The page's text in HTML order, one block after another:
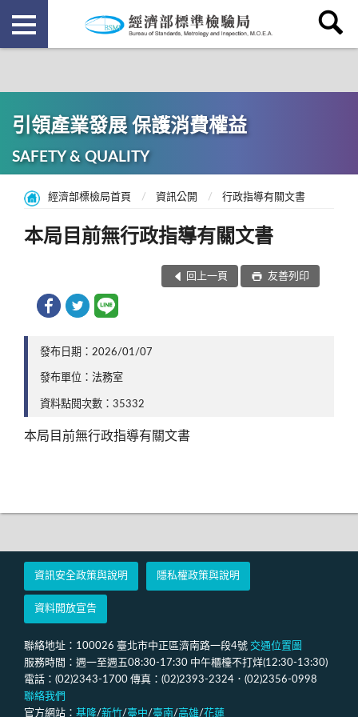
引領產業發展 保護消費權益
SAFETY & QUALITY
經濟部標檢局首頁 資訊公開 行政指導有關文書
本局目前無行政指導有關文書
回上一頁 友善列印
發布日期：2026/01/07
發布單位：法務室
資料點閱次數：35332
本局目前無行政指導有關文書
資訊安全政策與說明 隱私權政策與說明
資料開放宣告
聯絡地址：100026 臺北市中正區濟南路一段4號 交通位置圖
服務時間：週一至週五08:30-17:30 中午櫃檯不打烊(12:30-13:30)
電話：(02)2343-1700 傳真：(02)2393-2324．(02)2356-0998
聯絡我們
官方網站： 基隆/新竹/臺中/臺南/高雄/花蓮